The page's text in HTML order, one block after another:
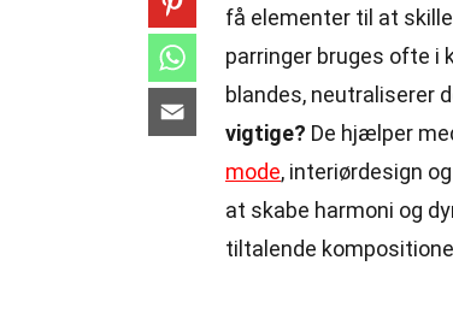
få elementer til at
parringer bruges ofte i
blandes, neutraliserer
vigtige? De hjælper
mode, interiørdesign
at skabe harmoni og
tiltalende